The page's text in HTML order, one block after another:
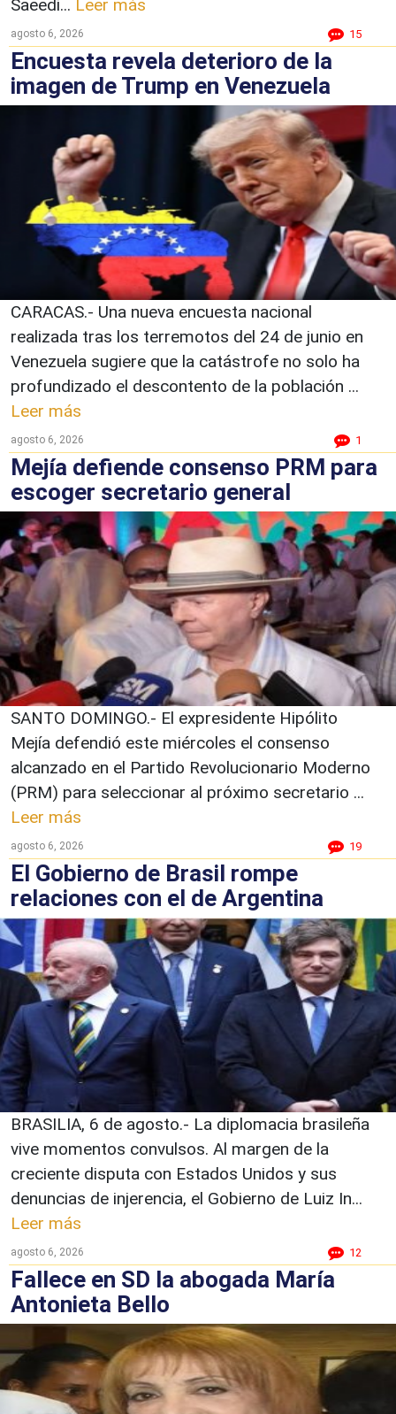
Saeedi... Leer más
agosto 6, 2026 15
Encuesta revela deterioro de la
imagen de Trump en Venezuela
CARACAS.- Una nueva encuesta nacional
realizada tras los terremotos del 24 de junio en
Venezuela sugiere que la catástrofe no solo ha
profundizado el descontento de la población ...
Leer más
agosto 6, 2026 1
Mejía defiende consenso PRM para
escoger secretario general
SANTO DOMINGO.- El expresidente Hipólito
Mejía defendió este miércoles el consenso
alcanzado en el Partido Revolucionario Moderno
(PRM) para seleccionar al próximo secretario ...
Leer más
agosto 6, 2026 19
El Gobierno de Brasil rompe
relaciones con el de Argentina
BRASILIA, 6 de agosto.- La diplomacia brasileña
vive momentos convulsos. Al margen de la
creciente disputa con Estados Unidos y sus
denuncias de injerencia, el Gobierno de Luiz In...
Leer más
agosto 6, 2026 12
Fallece en SD la abogada María
Antonieta Bello